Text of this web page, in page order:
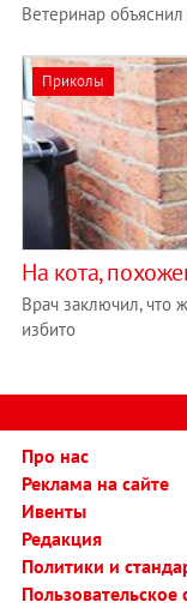
Ветеринар
Приколы
На кота,
Врач заключил, что
избито
Про нас
Реклама на сайте
Ивенты
Редакция
Политики и
Пользовательское